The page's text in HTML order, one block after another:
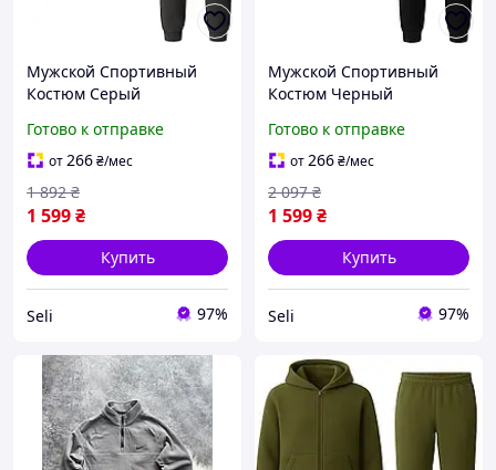
Мужской Спортивный
Костюм Серый
Брюки Кофта Флисовый
Унисекс Seli Чоловічий
Спортивний Костюм
Сірий Однотонний
Готово к отправке
от266₴/мес
1 599₴
1 892 ₴
Купить
Seli 97%
Мужской Спортивный
Костюм Черный
Брюки Кофта Флисовый
Унисекс Seli Чоловічий
Спортивний Костюм
Чорний
Готово к отправке
от266₴/мес
1 599₴
2 097 ₴
Купить
Seli 97%